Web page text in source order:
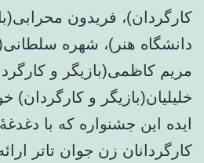
کارگردان)، فریدون
دانشگاه هنر)، شهره
مریم کاظمی(بازیگر و
خلیلیان(بازیگر و کارگردان)
ایده این جشنواره که با
کارگردانان زن جوان تاتر